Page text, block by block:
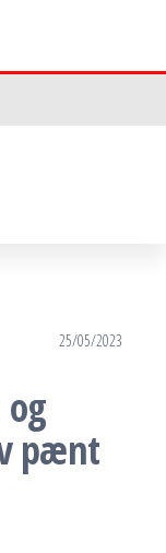
25/05/2023
pænt